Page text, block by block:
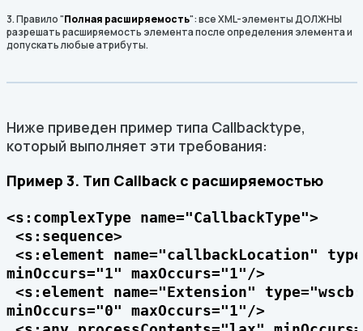
3. Правило "Полная расширяемость": все XML-элементы ДОЛЖНЫ
разрешать расширяемость элемента после определения элемента и
допускать любые атрибуты.
Ниже приведен пример типа Callbacktype,
который выполняет эти требования:
Пример 3. Тип Callback с расширяемостью
<s:complexType name="CallbackType">
<s:sequence>
<s:element name="callbackLocation"
minOccurs="1" maxOccurs="1"/>
<s:element name="Extension"
minOccurs="0" maxOccurs="1"/>